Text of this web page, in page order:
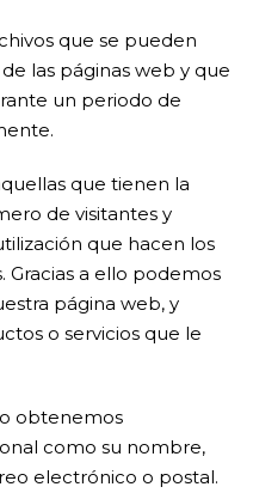
que se pueden
las páginas web y que
un periodo de
que tienen la
de visitantes y
que hacen los
Gracias a ello podemos
página web, y
o servicios que le
obtenemos
como su nombre,
electrónico o postal.